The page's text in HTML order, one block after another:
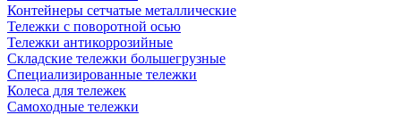
Контейнеры сетчатые металлические
Тележки с поворотной осью
Тележки антикоррозийные
Складские тележки большегрузные
Специализированные тележки
Колеса для тележек
Самоходные тележки